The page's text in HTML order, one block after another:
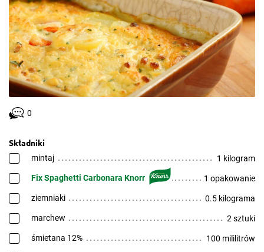
0
Składniki
mintaj 1 kilogram
Fix Spaghetti Carbonara Knorr 1 opakowanie
ziemniaki 0.5 kilograma
marchew 2 sztuki
śmietana 12% 100 mililitrów